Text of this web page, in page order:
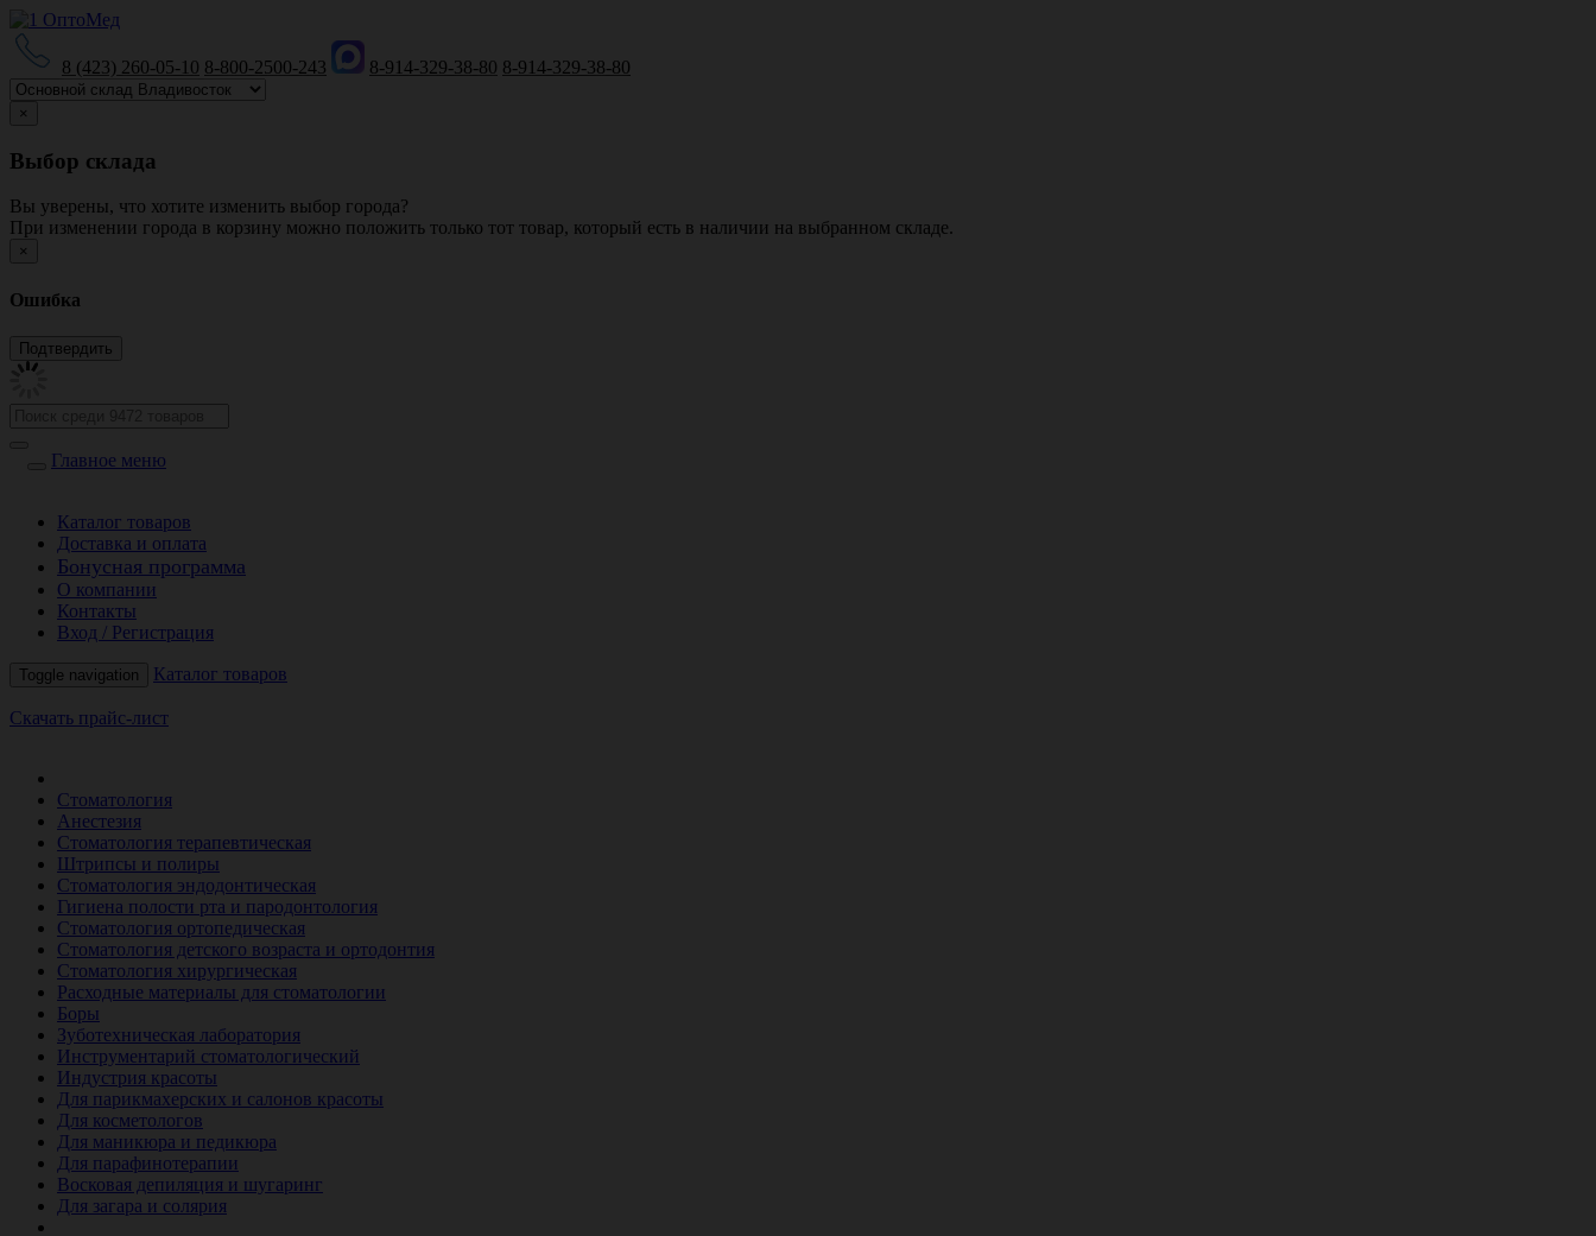
8 (423) 260-05-10 8-800-2500-243 8-914-329-38-80 8-914-329-38-80
×
Выбор склада
Вы уверены, что хотите изменить выбор города?
При изменении города в корзину можно положить только тот товар, который есть в наличии на выбранном складе.
×
Ошибка
Главное меню
Каталог товаров
Доставка и оплата
Бонусная программа
О компании
Контакты
Вход / Регистрация
Toggle navigation Каталог товаров
Скачать прайс-лист
Стоматология
Анестезия
Стоматология терапевтическая
Штрипсы и полиры
Стоматология эндодонтическая
Гигиена полости рта и пародонтология
Стоматология ортопедическая
Стоматология детского возраста и ортодонтия
Стоматология хирургическая
Расходные материалы для стоматологии
Боры
Зуботехническая лаборатория
Инструментарий стоматологический
Индустрия красоты
Для парикмахерских и салонов красоты
Для косметологов
Для маникюра и педикюра
Для парафинотерапии
Восковая депиляция и шугаринг
Для загара и солярия